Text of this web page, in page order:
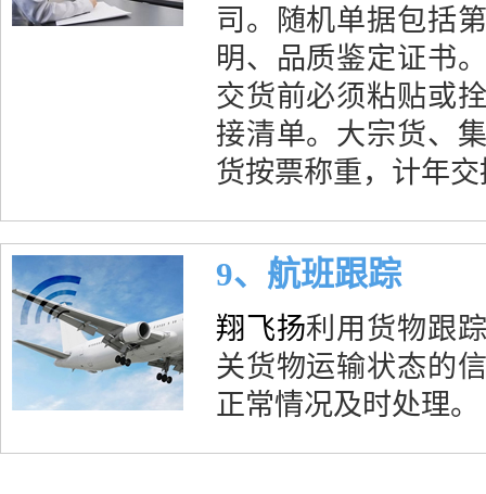
司。随机单据包括
明、品质鉴定证书
交货前必须粘贴或
接清单。大宗货、
货按票称重，计年
9、航班跟踪
翔飞扬利用货物跟
关货物运输状态的
正常情况及时处理。